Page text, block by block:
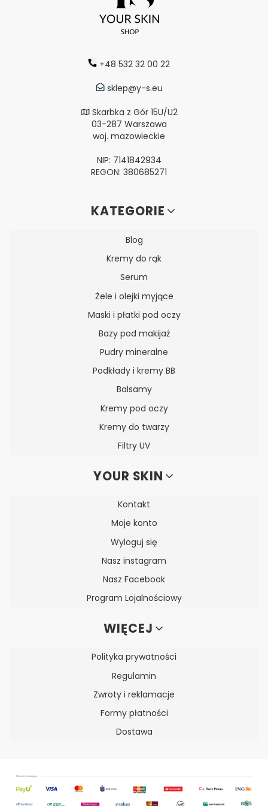
+48 532 32 00 22
sklep@y-s.eu
Skarbka z Gór 15U/U2
03-287 Warszawa
woj. mazowieckie
NIP: 7141842934
REGON: 380685271
Linki w stopceKATEGORIE
Blog
Kremy do rąk
Serum
Żele i olejki myjące
Maski i płatki pod oczy
Bazy pod makijaż
Pudry mineralne
Podkłady i kremy BB
Balsamy
Kremy pod oczy
Kremy do twarzy
Filtry UV
YOUR SKIN
Kontakt
Moje konto
Wyloguj się
Nasz instagram
Nasz Facebook
Program Lojalnościowy
WIĘCEJ
Polityka prywatności
Regulamin
Zwroty i reklamacje
Formy płatności
Dostawa